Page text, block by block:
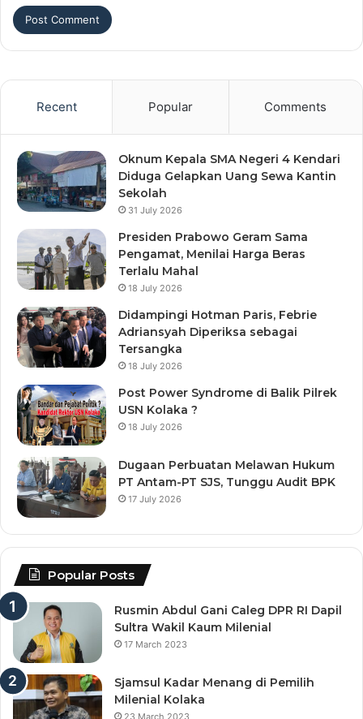
Recent Popular Comments
Oknum Kepala SMA Negeri 4 Kendari
Diduga Gelapkan Uang Sewa Kantin
Sekolah
31 July 2026
Presiden Prabowo Geram Sama
Pengamat, Menilai Harga Beras
Terlalu Mahal
18 July 2026
Didampingi Hotman Paris, Febrie
Adriansyah Diperiksa sebagai
Tersangka
18 July 2026
Post Power Syndrome di Balik Pilrek
USN Kolaka ?
18 July 2026
Dugaan Perbuatan Melawan Hukum
PT Antam-PT SJS, Tunggu Audit BPK
17 July 2026
Popular Posts
Rusmin Abdul Gani Caleg DPR RI Dapil
Sultra Wakil Kaum Milenial
17 March 2023
Sjamsul Kadar Menang di Pemilih
Milenial Kolaka